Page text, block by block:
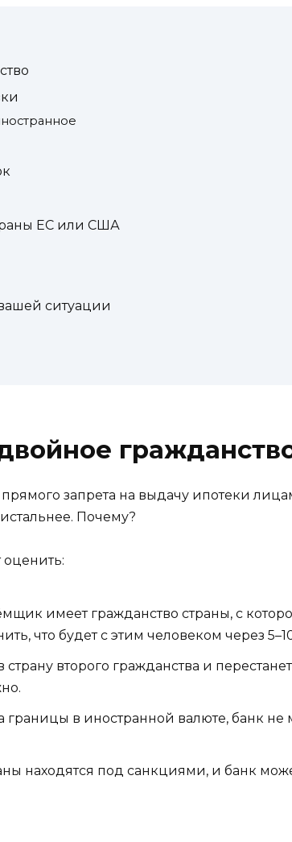
ЕС или США
ситуации
прямого запрета на выдачу ипотеки
Почему?
оценить:
имеет гражданство страны, с
что будет с этим человеком через
второго гражданства и
в иностранной валюте, банк не
находятся под санкциями, и банк